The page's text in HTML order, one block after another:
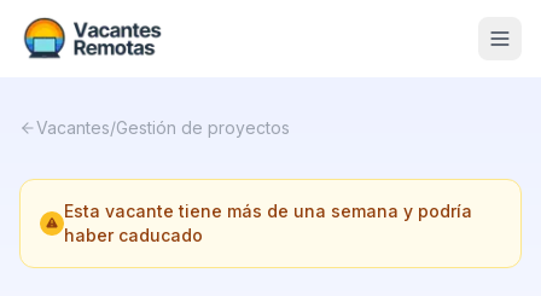
Nosotros
Contacto
Vacantes/Gestión de proyectos
Esta vacante tiene más de una semana y podría
haber caducado